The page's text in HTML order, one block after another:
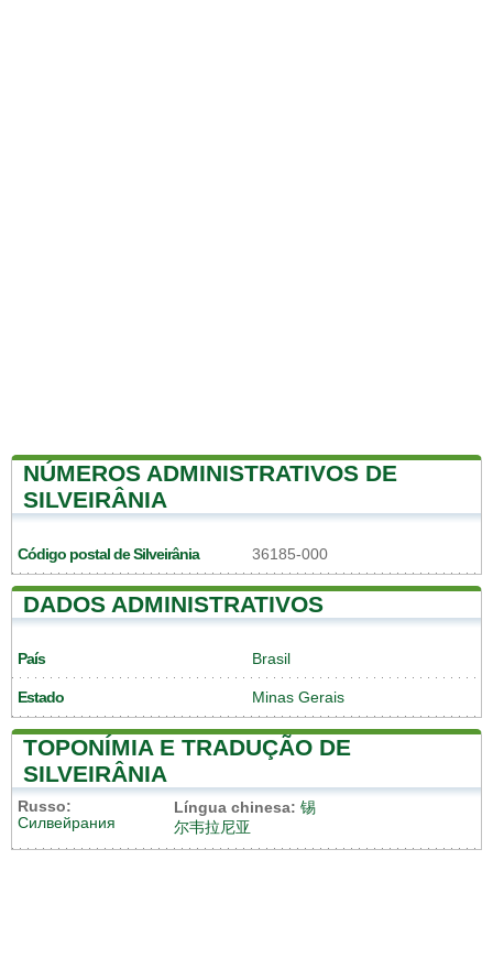
NÚMEROS ADMINISTRATIVOS DE
SILVEIRÂNIA
Código postal de Silveirânia 36185-000
DADOS ADMINISTRATIVOS
País Brasil
Estado Minas Gerais
TOPONÍMIA E TRADUÇÃO DE
SILVEIRÂNIA
Russo:
Силвейрания
Língua chinesa: 锡
尔韦拉尼亚